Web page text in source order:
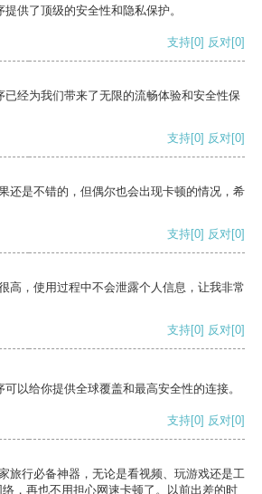
供了顶级的安全性和隐私保护。
支持[0] 反对[0]
经为我们带来了无限的流畅体验和安全性保
支持[0] 反对[0]
还是不错的，但偶尔也会出现卡顿的情况，希
支持[0] 反对[0]
高，使用过程中不会泄露个人信息，让我非常
支持[0] 反对[0]
以给你提供全球覆盖和最高安全性的连接。
支持[0] 反对[0]
旅行必备神器，无论是看视频、玩游戏还是工
，再也不用担心网速卡顿了。以前出差的时